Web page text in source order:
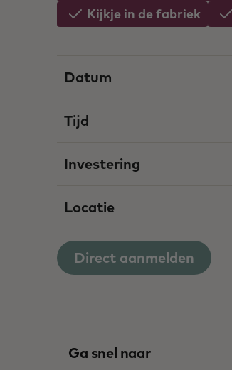
Kijkje in de fabriek
Datum
Tijd
Investering
Locatie
Direct aanmelden
Ga snel naar